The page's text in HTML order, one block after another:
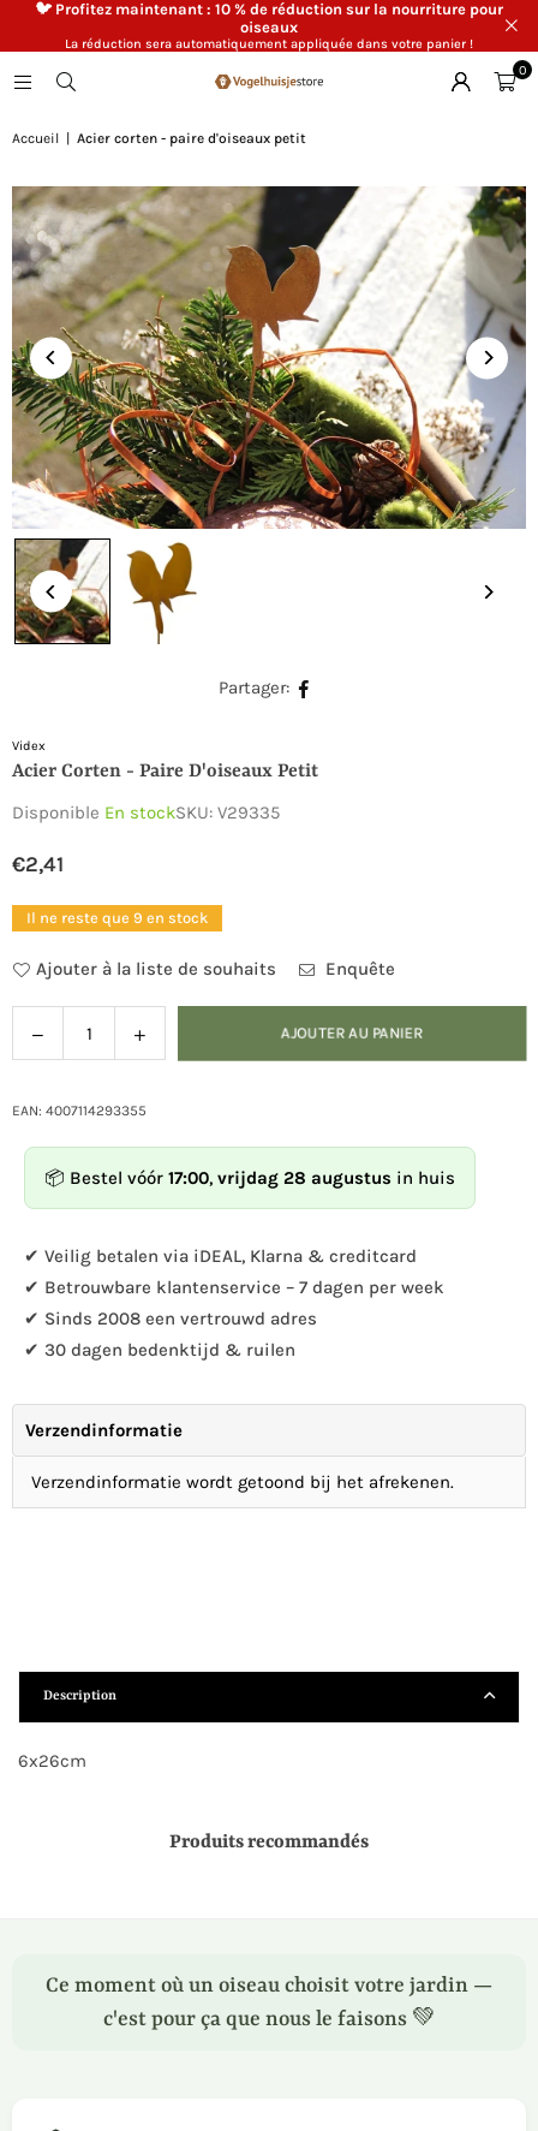
🐦 Profitez maintenant : 10 % de réduction sur la nourriture pour
oiseaux
La réduction sera automatiquement appliquée dans votre panier !
0
Accueil Acier corten - paire d'oiseaux petit
Partager:
Videx
Acier Corten - Paire D'oiseaux Petit
Disponible En stockSKU: V29335
Prix
régulier
€2,41
Il ne reste que 9 en stock
Ajouter à la liste de souhaits Enquête
Diminuer
la
pour
corten
d&#39;oiseaux
petit
Augmenter
la
pour
corten
d&#39;oiseaux
AJOUTER AU PANIER
EAN: 4007114293355
📦 Bestel vóór 17:00, vrijdag 28 augustus in huis
✔ Veilig betalen via iDEAL, Klarna & creditcard
✔ Betrouwbare klantenservice – 7 dagen per week
✔ Sinds 2008 een vertrouwd adres
✔ 30 dagen bedenktijd & ruilen
Verzendinformatie
Verzendinformatie wordt getoond bij het afrekenen.
Description
6x26cm
Produits recommandés
Ce moment où un oiseau choisit votre jardin —
c'est pour ça que nous le faisons 💚